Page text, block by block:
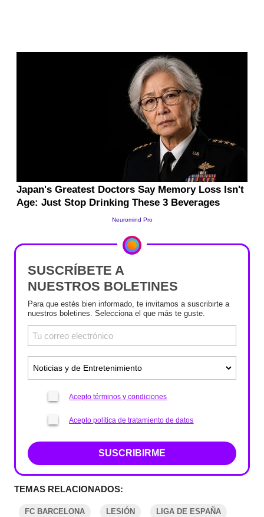
SUSCRÍBETE A
NUESTROS BOLETINES
Para que estés bien informado, te invitamos a suscribirte a
nuestros boletines. Selecciona el que más te guste.
Acepto términos y condiciones
Acepto política de tratamiento de datos
SUSCRIBIRME
TEMAS RELACIONADOS:
FC BARCELONA LESIÓN LIGA DE ESPAÑA